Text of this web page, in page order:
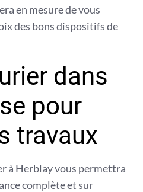
en mesure de vous
des bons dispositifs de
dans
pour
travaux
à Herblay vous permettra
complète et sur